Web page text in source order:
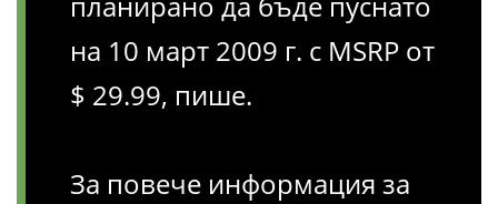
на 10 март 2009 г. с MSRP от
$ 29.99, пише.
За повече информация за